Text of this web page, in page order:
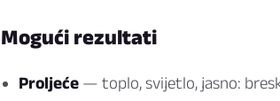
Mogući rezultati
Proljeće — toplo, svijetlo, jasno: